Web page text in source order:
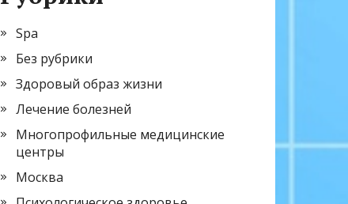
Spa
Без рубрики
Здоровый образ жизни
Лечение болезней
Многопрофильные медицинские
центры
Москва